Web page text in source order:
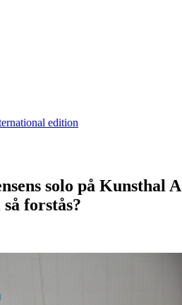
edition
solo på
forstås?